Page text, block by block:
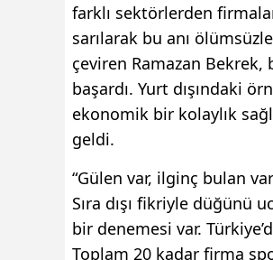
farklı sektörlerden
sarılarak bu anı
çeviren Ramazan Bekrek,
başardı. Yurt dışındaki
ekonomik bir kolaylık
geldi.
“Gülen var, ilginç bulan
Sıra dışı fikriyle düğünü
bir denemesi var.
Toplam 20 kadar firma